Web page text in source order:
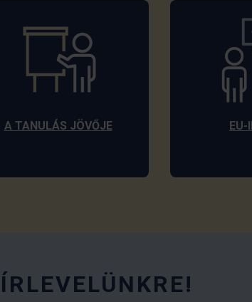
A TANULÁS JÖVŐJE EU-